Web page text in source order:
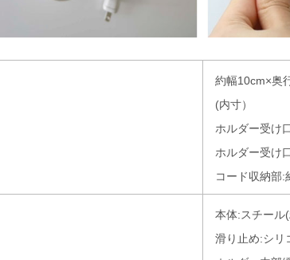
約幅10cm×奥
(内寸）
ホルダー受け
ホルダー受け
コード収納部
本体:スチール
滑り止め:シリ